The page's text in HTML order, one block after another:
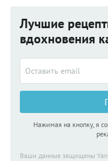
идеально подходит для
забудьте напомнить
духовкой требует
Лучшие
вдохновения
Нажимая на кнопку, я
Ваши данные защищены